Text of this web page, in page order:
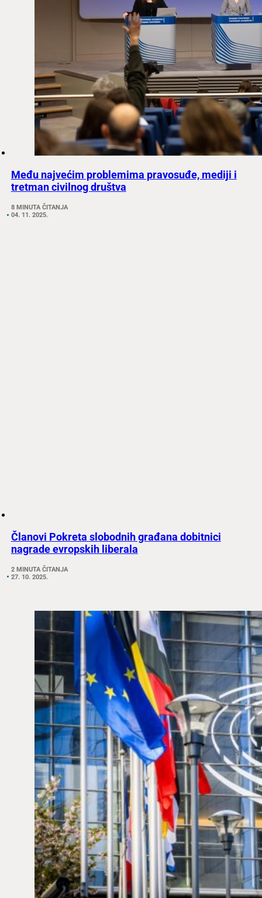
Među najvećim problemima pravosuđe, mediji i
tretman civilnog društva
8 MINUTA ČITANJA
04. 11. 2025.
Članovi Pokreta slobodnih građana dobitnici
nagrade evropskih liberala
2 MINUTA ČITANJA
27. 10. 2025.